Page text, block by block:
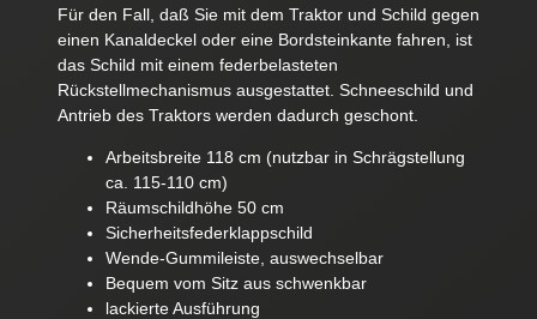
Für den Fall, daß Sie mit dem Traktor und Schild gegen
einen Kanaldeckel oder eine Bordsteinkante fahren, ist
das Schild mit einem federbelasteten
Rückstellmechanismus ausgestattet. Schneeschild und
Antrieb des Traktors werden dadurch geschont.
Arbeitsbreite 118 cm (nutzbar in Schrägstellung
ca. 115-110 cm)
Räumschildhöhe 50 cm
Sicherheitsfederklappschild
Wende-Gummileiste, auswechselbar
Bequem vom Sitz aus schwenkbar
lackierte Ausführung